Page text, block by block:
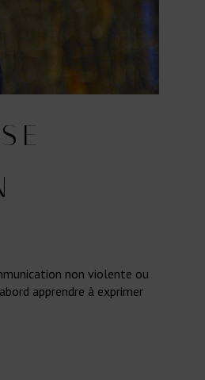
non violente ou
apprendre à exprimer